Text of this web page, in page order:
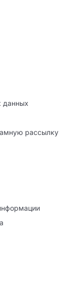
данных
рассылку